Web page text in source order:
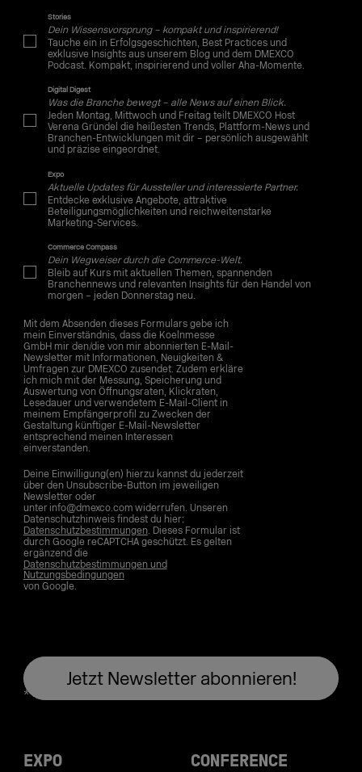
Stories
Dein Wissensvorsprung – kompakt und inspirierend!
Tauche ein in Erfolgsgeschichten, Best Practices und
exklusive Insights aus unserem Blog und dem DMEXCO
Podcast. Kompakt, inspirierend und voller Aha-Momente.
Digital Digest
Was die Branche bewegt – alle News auf einen Blick.
Jeden Montag, Mittwoch und Freitag teilt DMEXCO Host
Verena Gründel die heißesten Trends, Plattform-News und
Branchen-Entwicklungen mit dir – persönlich ausgewählt
und präzise eingeordnet.
Expo
Aktuelle Updates für Aussteller und interessierte Partner.
Entdecke exklusive Angebote, attraktive
Beteiligungsmöglichkeiten und reichweitenstarke
Marketing-Services.
Commerce Compass
Dein Wegweiser durch die Commerce-Welt.
Bleib auf Kurs mit aktuellen Themen, spannenden
Branchennews und relevanten Insights für den Handel von
morgen – jeden Donnerstag neu.
Mit dem Absenden dieses Formulars gebe ich
mein Einverständnis, dass die Koelnmesse
GmbH mir den/die von mir abonnierten E-Mail-
Newsletter mit Informationen, Neuigkeiten &
Umfragen zur DMEXCO zusendet. Zudem erkläre
ich mich mit der Messung, Speicherung und
Auswertung von Öffnungsraten, Klickraten,
Lesedauer und verwendetem E-Mail-Client in
meinem Empfängerprofil zu Zwecken der
Gestaltung künftiger E-Mail-Newsletter
entsprechend meinen Interessen
einverstanden.
Deine Einwilligung(en) hierzu kannst du jederzeit
über den Unsubscribe-Button im jeweiligen
Newsletter oder
unter info@dmexco.com widerrufen. Unseren
Datenschutzhinweis findest du hier:
Datenschutzbestimmungen. Dieses Formular ist
durch Google reCAPTCHA geschützt. Es gelten
ergänzend die
Datenschutzbestimmungen und
Nutzungsbedingungen
von Google.
EXPO CONFERENCE